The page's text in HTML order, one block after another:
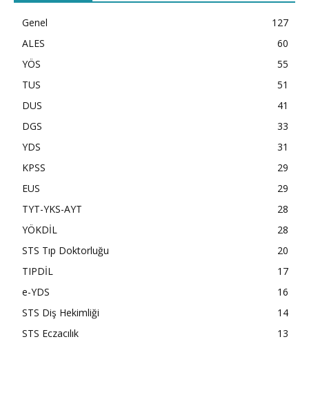
Genel
127
ALES
60
YÖS
55
TUS
51
DUS
41
DGS
33
YDS
31
KPSS
29
EUS
29
TYT-YKS-AYT
28
YÖKDİL
28
STS Tıp Doktorluğu
20
TIPDİL
17
e-YDS
16
STS Diş Hekimliği
14
STS Eczacılık
13